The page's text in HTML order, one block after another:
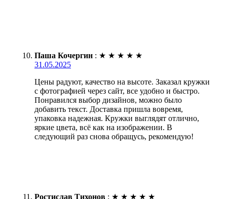
Паша Кочергин : ★ ★ ★ ★ ★
31.05.2025
Цены радуют, качество на высоте. Заказал кружки
с фотографией через сайт, все удобно и быстро.
Понравился выбор дизайнов, можно было
добавить текст. Доставка пришла вовремя,
упаковка надежная. Кружки выглядят отлично,
яркие цвета, всё как на изображении. В
следующий раз снова обращусь, рекомендую!
Ростислав Тихонов : ★ ★ ★ ★ ★